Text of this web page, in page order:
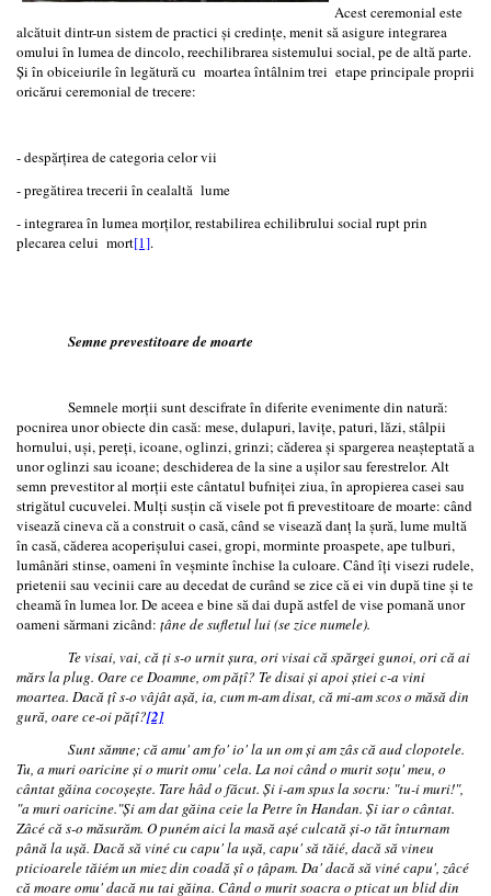
Acest ceremonial este
alcătuit dintr-un sistem de practici şi credinţe, menit să asigure integrarea
omului în lumea de dincolo, reechilibrarea sistemului social, pe de altă parte.
Şi în obiceiurile în legătură cu moartea întâlnim trei etape principale proprii
oricărui ceremonial de trecere:
- despărţirea de categoria celor vii
- pregătirea trecerii în cealaltă lume
- integrarea în lumea morţilor, restabilirea echilibrului social rupt prin
plecarea celui mort[1].
Semne prevestitoare de moarte
Semnele morţii sunt descifrate în diferite evenimente din natură:
pocnirea unor obiecte din casă: mese, dulapuri, laviţe, paturi, lăzi, stâlpii
hornului, uşi, pereţi, icoane, oglinzi, grinzi; căderea şi spargerea neaşteptată a
unor oglinzi sau icoane; deschiderea de la sine a uşilor sau ferestrelor. Alt
semn prevestitor al morţii este cântatul bufniţei ziua, în apropierea casei sau
strigătul cucuvelei. Mulţi susţin că visele pot fi prevestitoare de moarte: când
visează cineva că a construit o casă, când se visează danţ la şură, lume multă
în casă, căderea acoperişului casei, gropi, morminte proaspete, ape tulburi,
lumânări stinse, oameni în veşminte închise la culoare. Când îţi visezi rudele,
prietenii sau vecinii care au decedat de curând se zice că ei vin după tine şi te
cheamă în lumea lor. De aceea e bine să dai după astfel de vise pomană unor
oameni sărmani zicând: ţâne de sufletul lui (se zice numele).
Te visai, vai, că ţi s-o urnit şura, ori visai că spărgei gunoi, ori că ai
mărs la plug. Oare ce Doamne, om păţî? Te disai şi apoi ştiei c-a vini
moartea. Dacă ţî s-o vâjât aşă, ia, cum m-am disat, că mi-am scos o măsă din
gură, oare ce-oi păţî?[2]
Sunt sămne; că amu' am fo' io' la un om şi am zâs că aud clopotele.
Tu, a muri oaricine şi o murit omu' cela. La noi când o murit soţu' meu, o
cântat găina cocoşeşte. Tare hâd o făcut. Şi i-am spus la socru: "tu-i muri!",
"a muri oaricine."Şi am dat găina ceie la Petre în Handan. Şi iar o cântat.
Zâcé că s-o măsurăm. O puném aici la masă aşé culcată şi-o tăt înturnam
până la uşă. Dacă să viné cu capu' la uşă, capu' să tăié, dacă să vineu
pticioarele tăiém un miez din coadă şî o ţâpam. Da' dacă să viné capu', zâcé
că moare omu' dacă nu tai găina. Când o murit soacra o pticat un blid din